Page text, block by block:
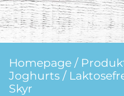
Homepage /
Joghurts /
Skyr